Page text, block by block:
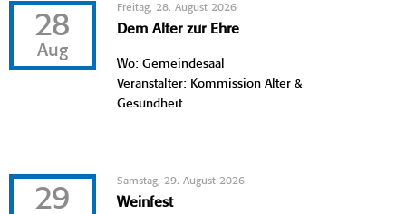
28
Aug
Freitag, 28. August 2026
Dem Alter zur Ehre
Wo: Gemeindesaal
Veranstalter: Kommission Alter &
Gesundheit
29
Samstag, 29. August 2026
Weinfest